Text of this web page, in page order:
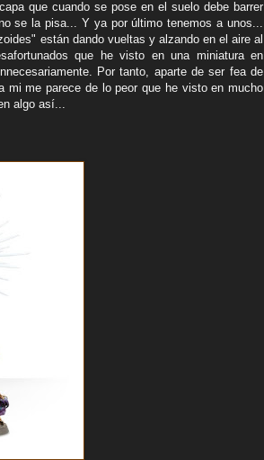
que cuando se pose en el suelo debe barrer
se la pisa... Y ya por último tenemos a unos...
están dando vueltas y alzando en el aire al
que he visto en una miniatura en
Por tanto, aparte de ser fea de
mi me parece de lo peor que he visto en mucho
algo así...